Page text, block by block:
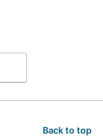
Back to top